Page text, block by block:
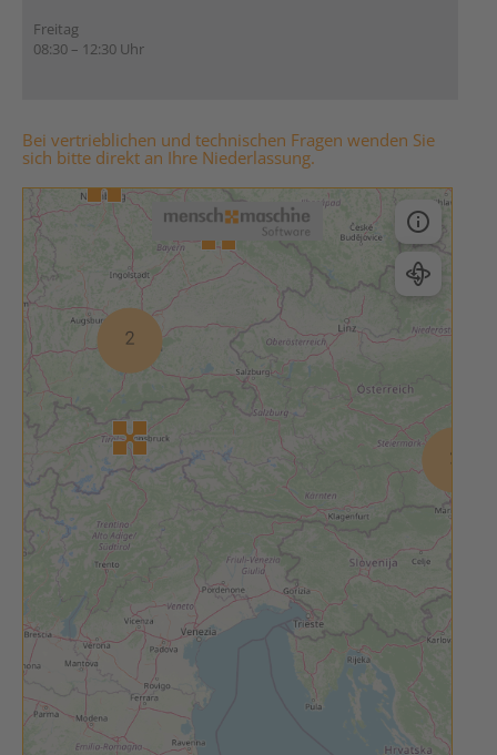
Freitag
08:30 – 12:30 Uhr
Bei vertrieblichen und technischen Fragen wenden Sie
sich bitte direkt an Ihre Niederlassung.